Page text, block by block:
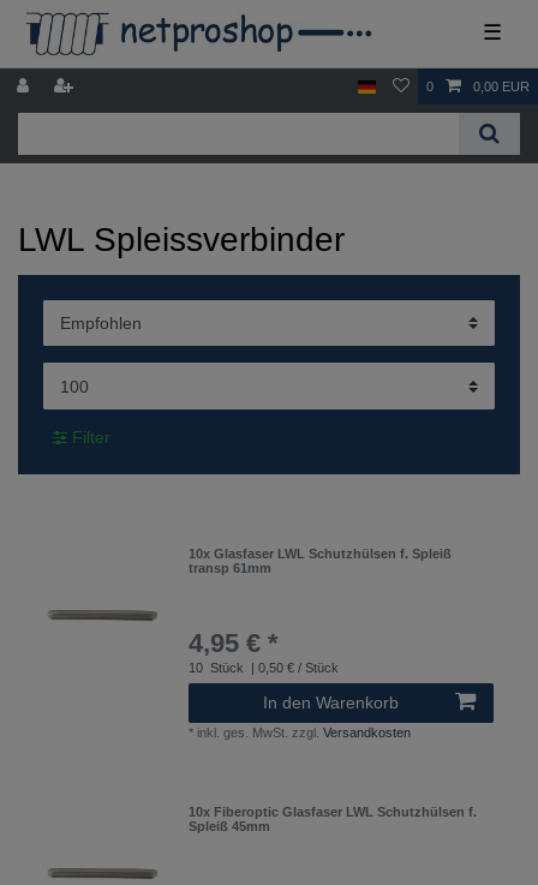
☰
0 0,00 EUR
LWL Spleissverbinder
Filter
10x Glasfaser LWL Schutzhülsen f. Spleiß
transp 61mm
4,95 € *
10 Stück | 0,50 € / Stück
In den Warenkorb
* inkl. ges. MwSt. zzgl.Versandkosten
10x Fiberoptic Glasfaser LWL Schutzhülsen f.
Spleiß 45mm